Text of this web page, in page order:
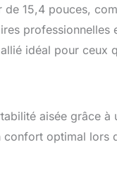
15,4 pouces,
professionnelles
idéal pour ceux
aisée grâce
optimal lors